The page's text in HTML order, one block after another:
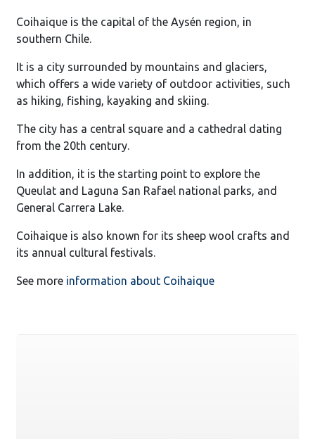
Coihaique is the capital of the Aysén region, in
southern Chile.
It is a city surrounded by mountains and glaciers,
which offers a wide variety of outdoor activities, such
as hiking, fishing, kayaking and skiing.
The city has a central square and a cathedral dating
from the 20th century.
In addition, it is the starting point to explore the
Queulat and Laguna San Rafael national parks, and
General Carrera Lake.
Coihaique is also known for its sheep wool crafts and
its annual cultural festivals.
See more information about Coihaique